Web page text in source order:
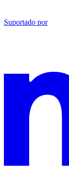
Suportado por